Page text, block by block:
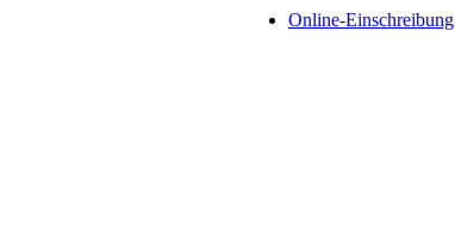
Online-Einschreibung